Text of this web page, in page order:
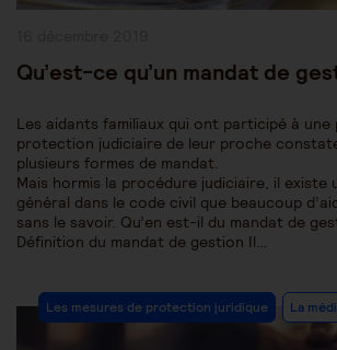
Qu’est-ce qu’un mandat de
Les aidants familiaux qui ont participé à
protection judiciaire de leur proche
plusieurs formes de mandat.
Mais hormis la procédure judiciaire, il existe
général dans le code civil que beaucoup
sans le savoir. Qu’en est-il du mandat de
Définition du mandat de gestion Il…
Post
Category:
Les mesures de protection juridique La